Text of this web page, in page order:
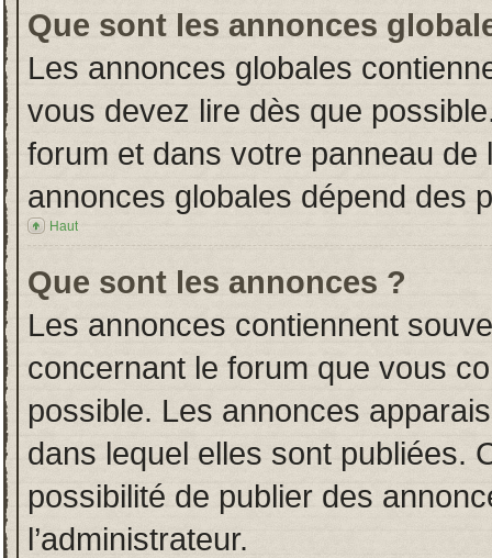
Que sont les annonces
Les annonces globales
vous devez lire dès que
forum et dans votre panneau de
annonces globales dépend des
Haut
Que sont les annonces ?
Les annonces contiennent
concernant le forum que vous
possible. Les annonces
dans lequel elles sont publiées.
possibilité de publier des
l’administrateur.